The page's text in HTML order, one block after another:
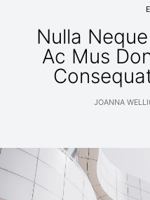
Nulla
Ac Mus
JOANNA